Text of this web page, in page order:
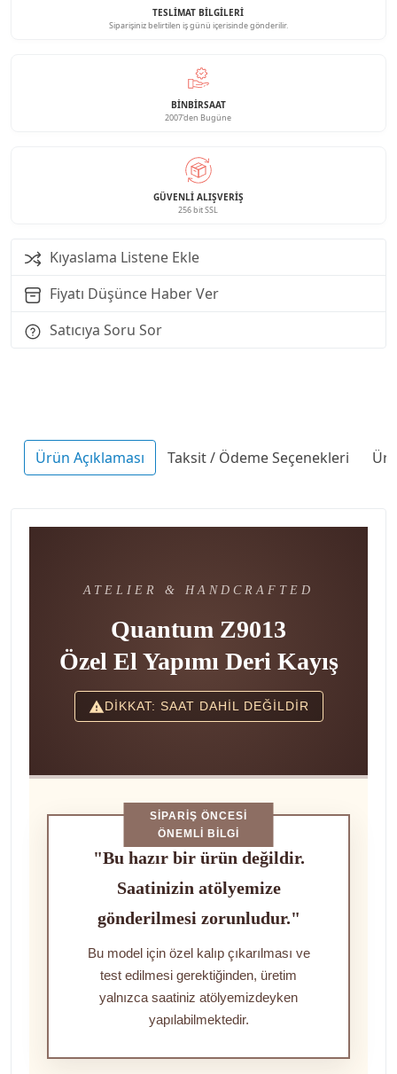
TESLİMAT BİLGİLERİ
Siparişiniz belirtilen iş günü içerisinde gönderilir.
BINBIRSAAT
2007'den Bugüne
GÜVENLI ALIŞVERIŞ
256 bit SSL
Kıyaslama Listene Ekle
Fiyatı Düşünce Haber Ver
Satıcıya Soru Sor
Ürün Açıklaması Taksit / Ödeme Seçenekleri
ATELIER & HANDCRAFTED
Quantum Z9013
Özel El Yapımı Deri Kayış
DİKKAT: SAAT DAHİL DEĞİLDİR
SIPARIŞ ÖNCESI
ÖNEMLI BILGI
"Bu hazır bir ürün değildir.
Saatinizin atölyemize
gönderilmesi zorunludur."
Bu model için özel kalıp çıkarılması ve
test edilmesi gerektiğinden, üretim
yalnızca saatiniz atölyemizdeyken
yapılabilmektedir.